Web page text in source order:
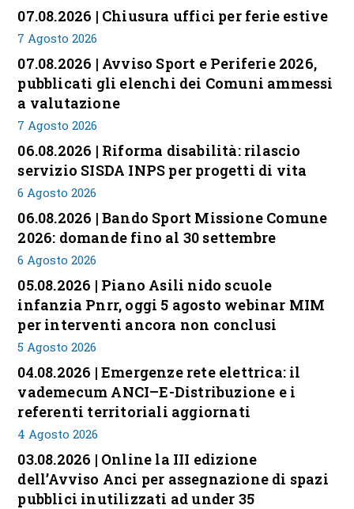
07.08.2026 | Chiusura uffici per ferie estive
7 Agosto 2026
07.08.2026 | Avviso Sport e Periferie 2026,
pubblicati gli elenchi dei Comuni ammessi
a valutazione
7 Agosto 2026
06.08.2026 | Riforma disabilità: rilascio
servizio SISDA INPS per progetti di vita
6 Agosto 2026
06.08.2026 | Bando Sport Missione Comune
2026: domande fino al 30 settembre
6 Agosto 2026
05.08.2026 | Piano Asili nido scuole
infanzia Pnrr, oggi 5 agosto webinar MIM
per interventi ancora non conclusi
5 Agosto 2026
04.08.2026 | Emergenze rete elettrica: il
vademecum ANCI–E-Distribuzione e i
referenti territoriali aggiornati
4 Agosto 2026
03.08.2026 | Online la III edizione
dell’Avviso Anci per assegnazione di spazi
pubblici inutilizzati ad under 35